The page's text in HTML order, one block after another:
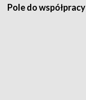
Pole do współpracy